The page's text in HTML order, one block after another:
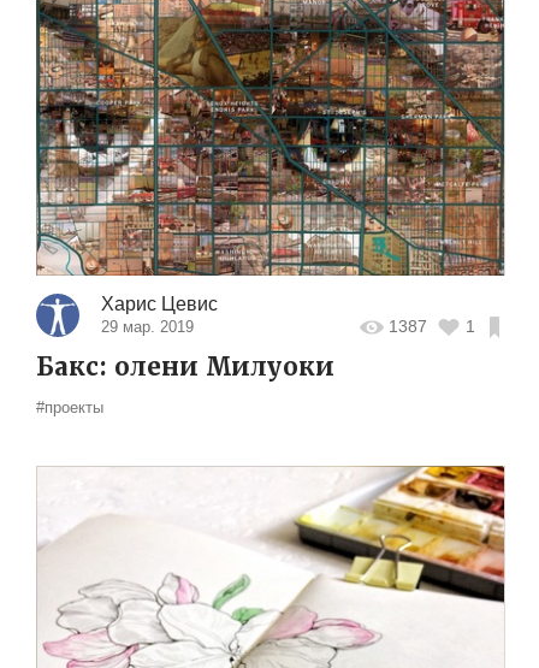
Харис Цевис
29 мар. 2019 1387 1
Бакс: олени Милуоки
#проекты